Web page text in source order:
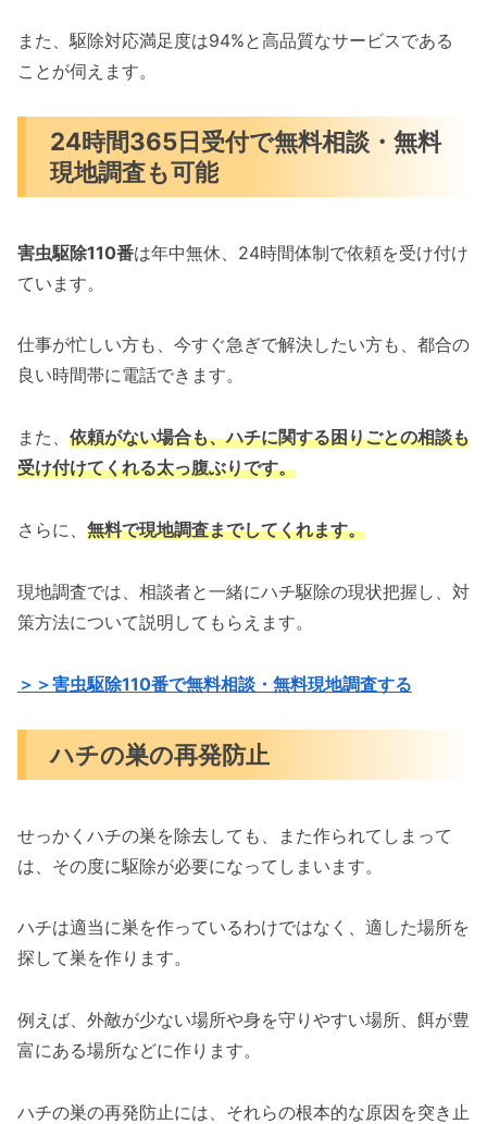
また、駆除対応満足度は94%と高品質なサービスである
ことが伺えます。
24時間365日受付で無料相談・無料
現地調査も可能
害虫駆除110番は年中無休、24時間体制で依頼を受け付け
ています。
仕事が忙しい方も、今すぐ急ぎで解決したい方も、都合の
良い時間帯に電話できます。
また、 依頼がない場合も、ハチに関する困りごとの相談も
受け付けてくれる太っ腹ぶりです。
さらに、 無料で現地調査までしてくれます。
現地調査では、相談者と一緒にハチ駆除の現状把握し、対
策方法について説明してもらえます。
＞＞害虫駆除110番で無料相談・無料現地調査する
ハチの巣の再発防止
せっかくハチの巣を除去しても、また作られてしまって
は、その度に駆除が必要になってしまいます。
ハチは適当に巣を作っているわけではなく、適した場所を
探して巣を作ります。
例えば、外敵が少ない場所や身を守りやすい場所、餌が豊
富にある場所などに作ります。
ハチの巣の再発防止には、それらの根本的な原因を突き止